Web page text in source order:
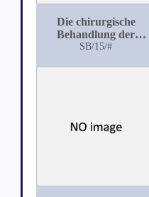
Die chirurgische
Behandlung der
Blasenektopie
SB/15/#